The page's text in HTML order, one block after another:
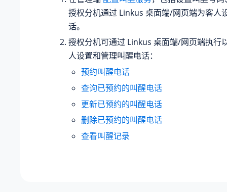
授权分机通过 Linkus 桌面端/网页端为客人
话。
授权分机可通过 Linkus 桌面端/网页端执行
人设置和管理叫醒电话：
预约叫醒电话
查询已预约的叫醒电话
更新已预约的叫醒电话
删除已预约的叫醒电话
查看叫醒记录